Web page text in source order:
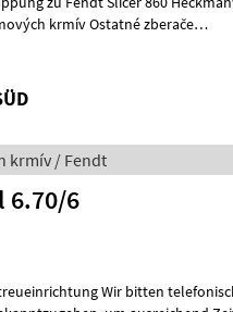
krmív / Fendt
6.70/6